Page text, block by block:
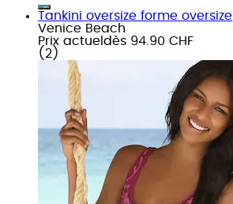
Tankini oversize forme oversize
Venice Beach
Prix actuel dès 94.90 CHF
( 2 )